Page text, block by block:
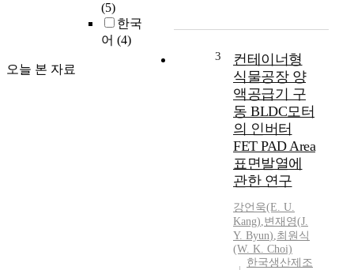
(5)
한국
어 (4)
오늘 본 자료
3
컨테이너형
식물공장 양
액공급기 구
동 BLDC모터
의 인버터
FET PAD Area
표면발열에
관한 연구
강언욱(E. U.
Kang),변재영(J.
Y. Byun),최원식
(W. K. Choi)
한국생산제조